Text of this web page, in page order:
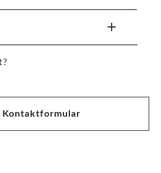
Kontaktformular